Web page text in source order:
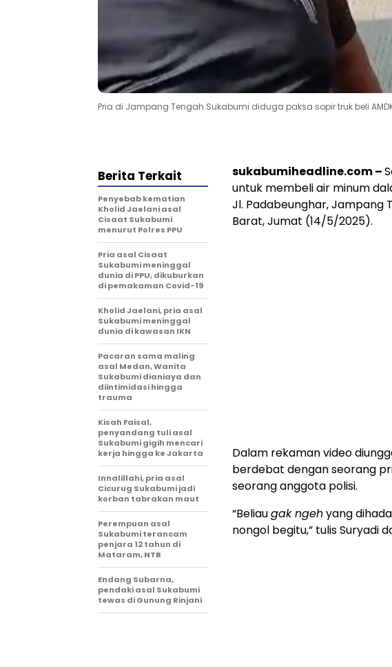
Pria di Jampang Tengah Sukabumi diduga paksa sopir truk beli
sukabumiheadline.com –
untuk membeli air minum
Jl. Padabeunghar, Jampang
Barat, Jumat (14/5/2025).
Dalam rekaman video
berdebat dengan seorang
seorang anggota polisi.
“Beliaugak ngehyang
nongol begitu,” tulis Suryadi
Berita Terkait
Penyebab kematian
Kholid Jaelani asal
Cisaat Sukabumi
menurut Polres PPU
Pria asal Cisaat
Sukabumi meninggal
dunia di PPU, dikuburkan
di pemakaman Covid-19
Kholid Jaelani, pria asal
Sukabumi meninggal
dunia di kawasan IKN
Pacaran sama maling
asal Medan, Wanita
Sukabumi dianiaya dan
diintimidasi hingga
trauma
Kisah Faisal,
penyandang tuli asal
Sukabumi gigih mencari
kerja hingga ke Jakarta
Innalillahi, pria asal
Cicurug Sukabumi jadi
korban tabrakan maut
Perempuan asal
Sukabumi terancam
penjara 12 tahun di
Mataram, NTB
Endang Subarna,
pendaki asal Sukabumi
tewas di Gunung Rinjani